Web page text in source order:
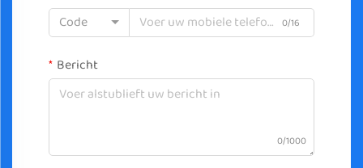
Code
0/16
Bericht
0/1000